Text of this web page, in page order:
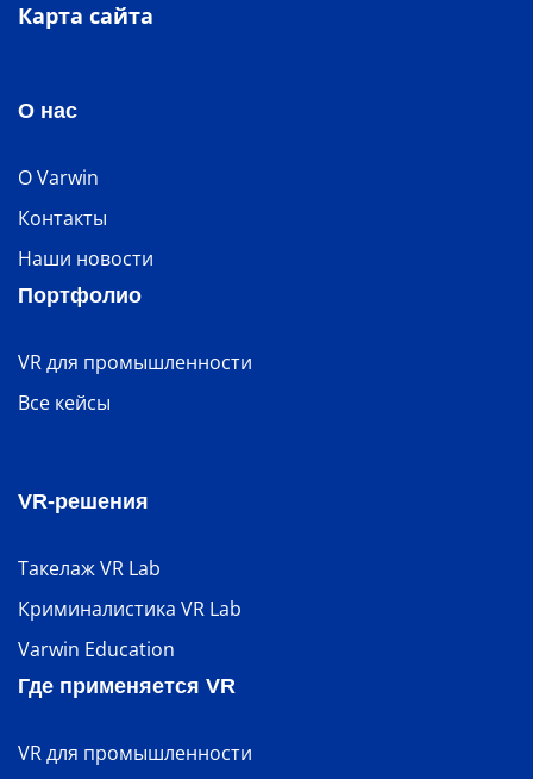
Карта сайта
О нас
О Varwin
Контакты
Наши новости
Портфолио
VR для промышленности
Все кейсы
VR-решения
Такелаж VR Lab
Криминалистика VR Lab
Varwin Education
Где применяется VR
VR для промышленности